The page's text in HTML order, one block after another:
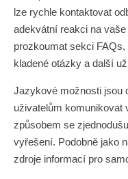
lze rychle kontaktovat
adekvátní reakci na
prozkoumat sekci
kladené otázky a další
Jazykové možnosti jsou
uživatelům komunikovat
způsobem se
vyřešení. Podobně jako
zdroje informací pro